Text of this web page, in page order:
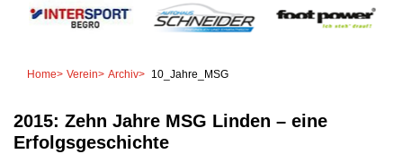
Home> Verein> Archiv> 10_Jahre_MSG
2015: Zehn Jahre MSG Linden – eine
Erfolgsgeschichte